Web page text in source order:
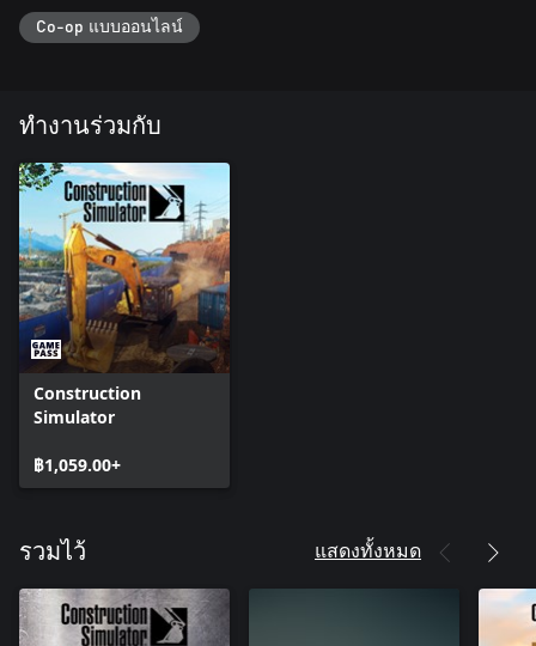
Co-op แบบออนไลน์
ทำงานร่วมกับ
Construction
Simulator
฿1,059.00+
รวมไว้ แสดงทั้งหมด